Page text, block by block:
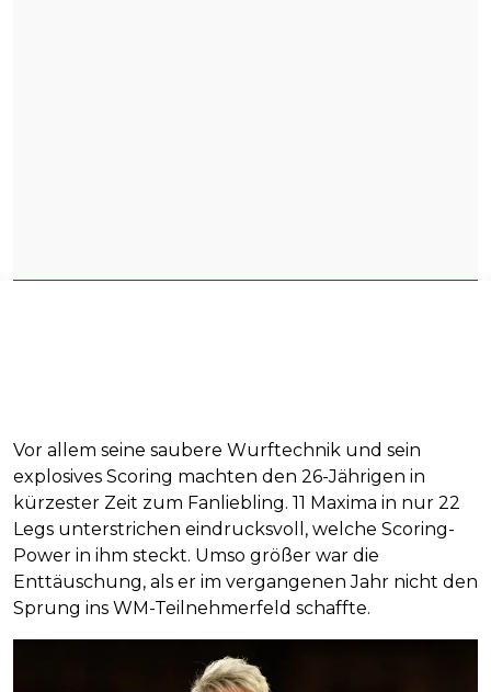
Vor allem seine saubere Wurftechnik und sein
explosives Scoring machten den 26-Jährigen in
kürzester Zeit zum Fanliebling. 11 Maxima in nur 22
Legs unterstrichen eindrucksvoll, welche Scoring-
Power in ihm steckt. Umso größer war die
Enttäuschung, als er im vergangenen Jahr nicht den
Sprung ins WM-Teilnehmerfeld schaffte.